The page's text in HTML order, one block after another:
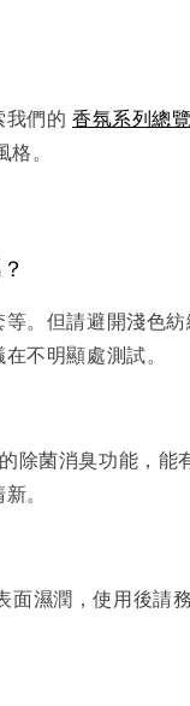
我們的香氛系列總覽
。
。但請避開淺色
不明顯處測試。
菌消臭功能，能
。
濕潤，使用後請